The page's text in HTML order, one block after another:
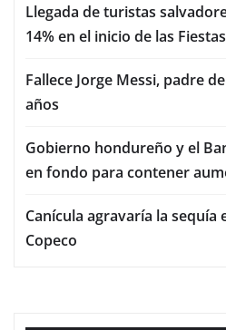
Llegada de turistas
14% en el inicio de las
Fallece Jorge Messi, padre
años
Gobierno hondureño y el
en fondo para contener
Canícula agravaría la
Copeco